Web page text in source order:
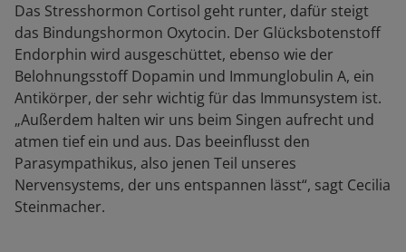
Das Stresshormon Cortisol geht runter, dafür steigt
das Bindungshormon Oxytocin. Der Glücksbotenstoff
Endorphin wird ausgeschüttet, ebenso wie der
Belohnungsstoff Dopamin und Immunglobulin A, ein
Antikörper, der sehr wichtig für das Immunsystem ist.
„Außerdem halten wir uns beim Singen aufrecht und
atmen tief ein und aus. Das beeinflusst den
Parasympathikus, also jenen Teil unseres
Nervensystems, der uns entspannen lässt“, sagt Cecilia
Steinmacher.